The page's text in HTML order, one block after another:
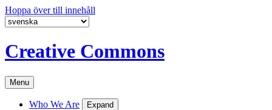
Hoppa över till innehåll
Creative Commons
Menu
Who We Are Expand